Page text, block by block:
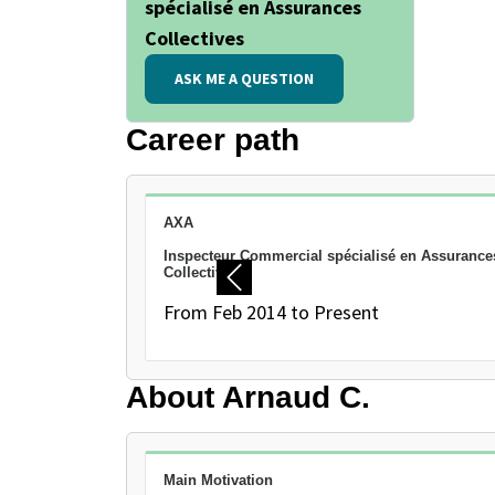
spécialisé en Assurances
Collectives
ASK ME A QUESTION
Career path
PAUSE THE PROCEEDING CAROUSEL
AXA
Inspecteur Commercial spécialisé en
Collectives
From Feb 2014 to Present
Previous
About Arnaud C.
Main Motivation